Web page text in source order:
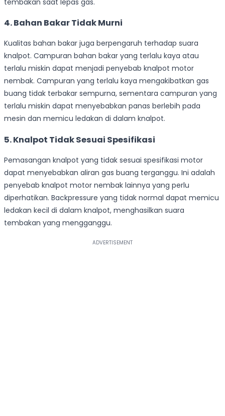
4. Bahan Bakar Tidak Murni
Kualitas bahan bakar juga berpengaruh terhadap suara
knalpot. Campuran bahan bakar yang terlalu kaya atau
terlalu miskin dapat menjadi penyebab knalpot motor
nembak. Campuran yang terlalu kaya mengakibatkan gas
buang tidak terbakar sempurna, sementara campuran yang
terlalu miskin dapat menyebabkan panas berlebih pada
mesin dan memicu ledakan di dalam knalpot.
5. Knalpot Tidak Sesuai Spesifikasi
Pemasangan knalpot yang tidak sesuai spesifikasi motor
dapat menyebabkan aliran gas buang terganggu. Ini adalah
penyebab knalpot motor nembak lainnya yang perlu
diperhatikan. Backpressure yang tidak normal dapat memicu
ledakan kecil di dalam knalpot, menghasilkan suara
tembakan yang mengganggu.